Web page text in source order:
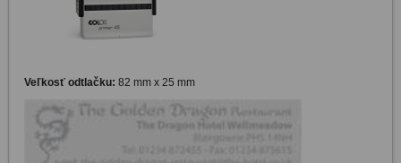
Veľkosť odtlačku: 82 mm x 25 mm